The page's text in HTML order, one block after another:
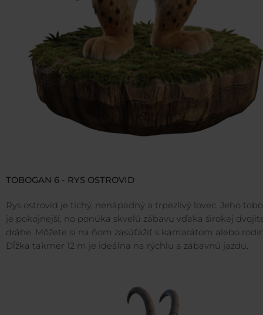
TOBOGAN 6 - RYS OSTROVID
Rys ostrovid je tichý, nenápadný a trpezlivý lovec. Jeho
je pokojnejší, no ponúka skvelú zábavu vďaka širokej
dráhe. Môžete si na ňom zasúťažiť s kamarátom alebo
Dĺžka takmer 12 m je ideálna na rýchlu a zábavnú jazdu.